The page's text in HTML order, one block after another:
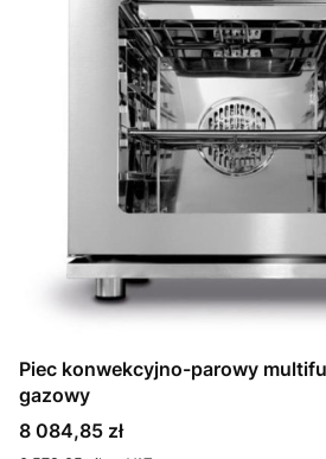
Piec konwekcyjno-parowy
gazowy
Cena
8 084,85 zł